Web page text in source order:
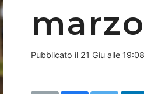
Pubblicato il 21 Giu alle 19:08